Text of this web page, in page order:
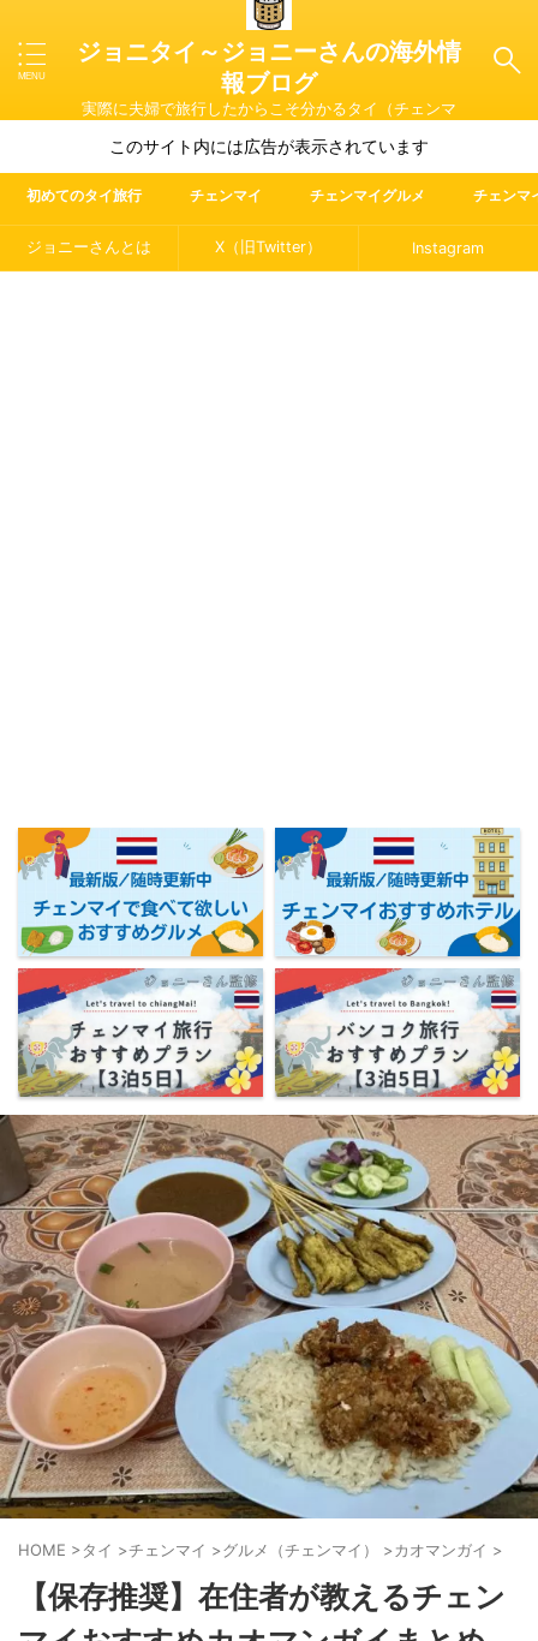
ジョニタイ～ジョニーさんの海外情
報ブログ
実際に夫婦で旅行したからこそ分かるタイ（チェンマ
イ）やマレーシア・ラオス・イタリアの魅力を紹介
このサイト内には広告が表示されています
初めてのタイ旅行 チェンマイ チェンマイグルメ チェンマ
ジョニーさんとは X（旧Twitter） Instagram
HOME >タイ >チェンマイ >グルメ（チェンマイ） >カオマンガイ >
【保存推奨】在住者が教えるチェン